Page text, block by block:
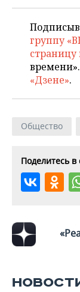
группу
страницу
«Дзене».
Общество
Поделитесь в